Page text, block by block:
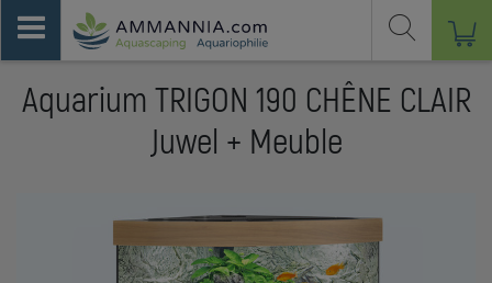
Aquarium TRIGON 190 CHÊNE CLAIR
Juwel + Meuble